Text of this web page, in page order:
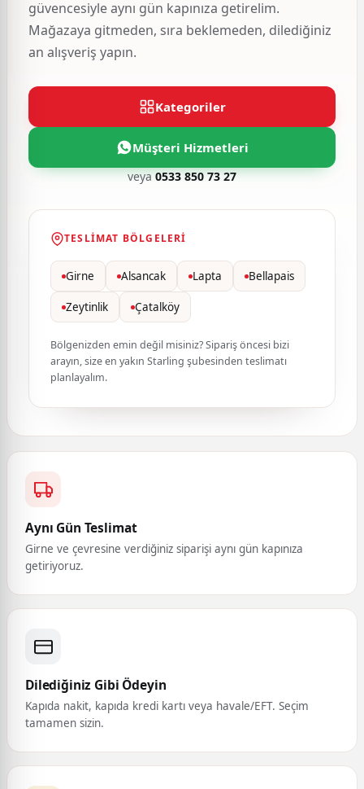
güvencesiyle aynı gün kapınıza getirelim.
Mağazaya gitmeden, sıra beklemeden, dilediğiniz
an alışveriş yapın.
Kategoriler
Müşteri Hizmetleri
veya0533 850 73 27
TESLIMAT BÖLGELERI
Girne Alsancak Lapta Bellapais
Zeytinlik Çatalköy
Bölgenizden emin değil misiniz? Sipariş öncesi bizi
arayın, size en yakın Starling şubesinden teslimatı
planlayalım.
Aynı Gün Teslimat
Girne ve çevresine verdiğiniz siparişi aynı gün kapınıza
getiriyoruz.
Dilediğiniz Gibi Ödeyin
Kapıda nakit, kapıda kredi kartı veya havale/EFT. Seçim
tamamen sizin.